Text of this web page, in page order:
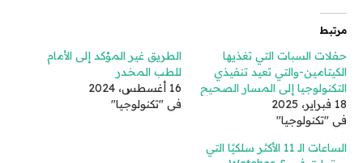
مرتبط
حفلات السبات التي تغذيها
الكيتامين-والتي تعيد تنفيذي
التكنولوجيا إلى المسار الصحيح
18 فبراير، 2025
في "تكنولوجيا"
الطريق غير المؤكد إلى الأمام
للطب المخدر
16 أغسطس، 2024
في "تكنولوجيا"
الساعات الـ 11 الأكثر سلكيًا التي